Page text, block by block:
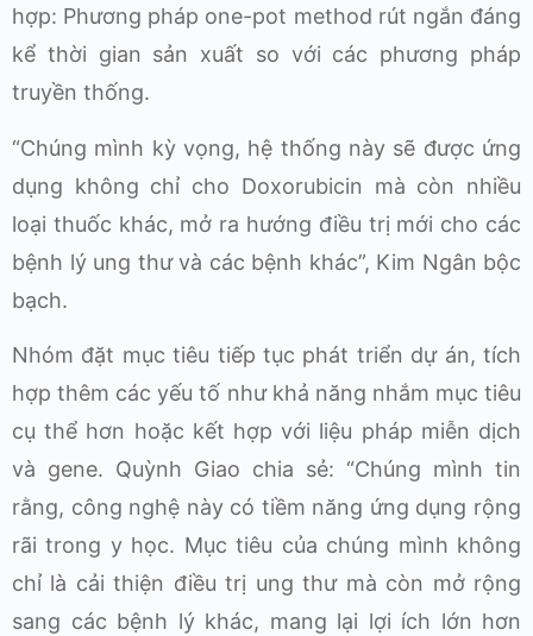
hợp: Phương pháp one-pot method rút ngắn đáng
kể thời gian sản xuất so với các phương pháp
truyền thống.
“Chúng mình kỳ vọng, hệ thống này sẽ được ứng
dụng không chỉ cho Doxorubicin mà còn nhiều
loại thuốc khác, mở ra hướng điều trị mới cho các
bệnh lý ung thư và các bệnh khác”, Kim Ngân bộc
bạch.
Nhóm đặt mục tiêu tiếp tục phát triển dự án, tích
hợp thêm các yếu tố như khả năng nhắm mục tiêu
cụ thể hơn hoặc kết hợp với liệu pháp miễn dịch
và gene. Quỳnh Giao chia sẻ: “Chúng mình tin
rằng, công nghệ này có tiềm năng ứng dụng rộng
rãi trong y học. Mục tiêu của chúng mình không
chỉ là cải thiện điều trị ung thư mà còn mở rộng
sang các bệnh lý khác, mang lại lợi ích lớn hơn